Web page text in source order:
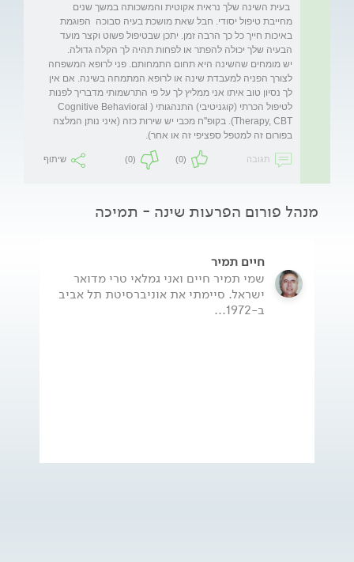
בעית השינה שלך נראית אקוטית והמשכותה במשך שנים
מחייבת טיפול יסודי. חבל שאת מושכת בעיה סבוכה  הפוגמת
באיכות חייך כל כך הרבה זמן. יתכן שבטיפול פשוט וקצר מועד
יש מומחים שהשינה היא תחום התמחותם. פני לרופא המשפחה
לצורך הפניה למעבדת שינה או לרופא המתמחה בשינה. אם אין
לך נסיון טוב איתו אני ממליץ לך על פי התרשמותי מדבריך לפנות
לטיפול הכרתי (קוגניטיבי) התנהגותי (Cognitive Behavioral
Therapy, CBT). בקופ''ח מכבי יש שירות כזה (איני נותן המלצה
בפורום זה למטפל ספציפי זה או אחר).
תגובה (0)
(0) שיתוף
מנהל פורום הפרעות שינה - תמיכה
חיים תמיר
שמי תמיר חיים ואני גמלאי טרי מדואר
ישראל. סיימתי את אוניברסיטת תל אביב
ב-1972...